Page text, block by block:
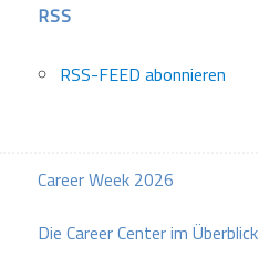
RSS
RSS-FEED abonnieren
Career Week 2026
Die Career Center im Überblick